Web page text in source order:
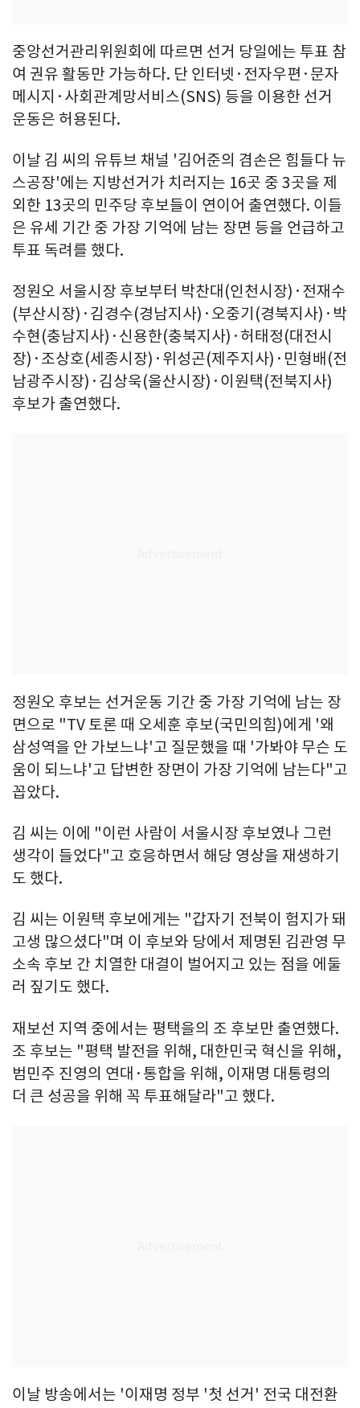
중앙선거관리위원회에 따르면 선거 당일에는 투표 참
여 권유 활동만 가능하다. 단 인터넷·전자우편·문자
메시지·사회관계망서비스(SNS) 등을 이용한 선거
운동은 허용된다.
이날 김 씨의 유튜브 채널 '김어준의 겸손은 힘들다 뉴
스공장'에는 지방선거가 치러지는 16곳 중 3곳을 제
외한 13곳의 민주당 후보들이 연이어 출연했다. 이들
은 유세 기간 중 가장 기억에 남는 장면 등을 언급하고
투표 독려를 했다.
정원오 서울시장 후보부터 박찬대(인천시장)·전재수
(부산시장)·김경수(경남지사)·오중기(경북지사)·박
수현(충남지사)·신용한(충북지사)·허태정(대전시
장)·조상호(세종시장)·위성곤(제주지사)·민형배(전
남광주시장)·김상욱(울산시장)·이원택(전북지사)
후보가 출연했다.
정원오 후보는 선거운동 기간 중 가장 기억에 남는 장
면으로 "TV 토론 때 오세훈 후보(국민의힘)에게 '왜
삼성역을 안 가보느냐'고 질문했을 때 '가봐야 무슨 도
움이 되느냐'고 답변한 장면이 가장 기억에 남는다"고
꼽았다.
김 씨는 이에 "이런 사람이 서울시장 후보였나 그런
생각이 들었다"고 호응하면서 해당 영상을 재생하기
도 했다.
김 씨는 이원택 후보에게는 "갑자기 전북이 험지가 돼
고생 많으셨다"며 이 후보와 당에서 제명된 김관영 무
소속 후보 간 치열한 대결이 벌어지고 있는 점을 에둘
러 짚기도 했다.
재보선 지역 중에서는 평택을의 조 후보만 출연했다.
조 후보는 "평택 발전을 위해, 대한민국 혁신을 위해,
범민주 진영의 연대·통합을 위해, 이재명 대통령의
더 큰 성공을 위해 꼭 투표해달라"고 했다.
이날 방송에서는 '이재명 정부 '첫 선거' 전국 대전환